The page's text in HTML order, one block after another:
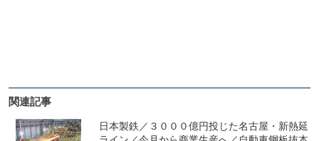
関連記事
日本製鉄／３０００億円投じた名古屋・新熱延